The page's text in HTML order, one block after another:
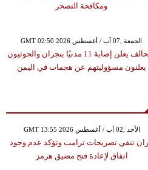
ومكافحة التصحر
GMT 02:50 2026 الجمعة ,07 آب / أغسطس
التحالف يعلن إصابة 11 مدنيًا بنجران والحوثيون
يعلنون مسؤوليتهم عن هجمات في اليمن
GMT 13:55 2026 الأحد ,02 آب / أغسطس
تنفي تصريحات ترامب وتؤكد عدم وجود
اتفاق لإعادة فتح مضيق هرمز